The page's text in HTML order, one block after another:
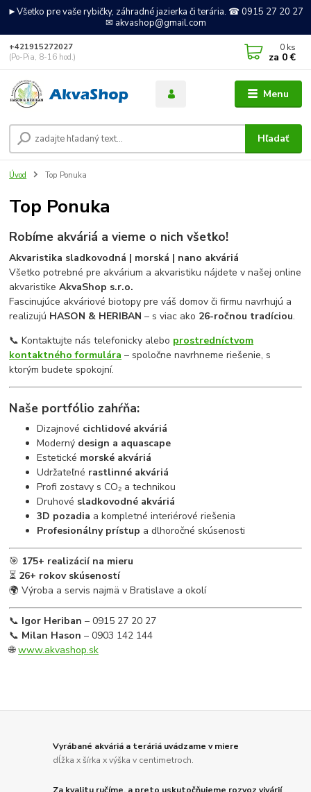
►Všetko pre vaše rybičky, záhradné jazierka či terária. ☎ 0915 27 20 27
✉ akvashop@gmail.com
Menu
Hľadať
+421915272027
(Po-Pia, 8-16 hod.)
0 ks
za 0 €
Úvod Top Ponuka
Top Ponuka
Robíme akváriá a vieme o nich všetko!
Akvaristika sladkovodná | morská | nano akváriá
Všetko potrebné pre akvárium a akvaristiku nájdete v našej online
akvaristikeAkvaShop s.r.o.
Fascinujúce akváriové biotopy pre váš domov či firmu navrhujú a
realizujú HASON & HERIBAN – s viac ako 26-ročnou tradíciou.
📞 Kontaktujte nás telefonicky alebo prostredníctvom
kontaktného formulára – spoločne navrhneme riešenie, s
ktorým budete spokojní.
Naše portfólio zahŕňa:
Dizajnové cichlidové akváriá
Moderný design a aquascape
Estetické morské akváriá
Udržateľné rastlinné akváriá
Profi zostavy s CO₂ a technikou
Druhové sladkovodné akváriá
3D pozadia a kompletné interiérové riešenia
Profesionálny prístup a dlhoročné skúsenosti
🎯 175+ realizácií na mieru
⏳ 26+ rokov skúseností
🌍 Výroba a servis najmä v Bratislave a okolí
📞 Igor Heriban – 0915 27 20 27
📞 Milan Hason – 0903 142 144
🌐www.akvashop.sk
Vyrábané akváriá a teráriá uvádzame v miere
dĺžka x šírka x výška v centimetroch.